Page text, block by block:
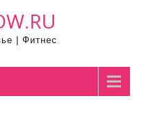
| Фитнес